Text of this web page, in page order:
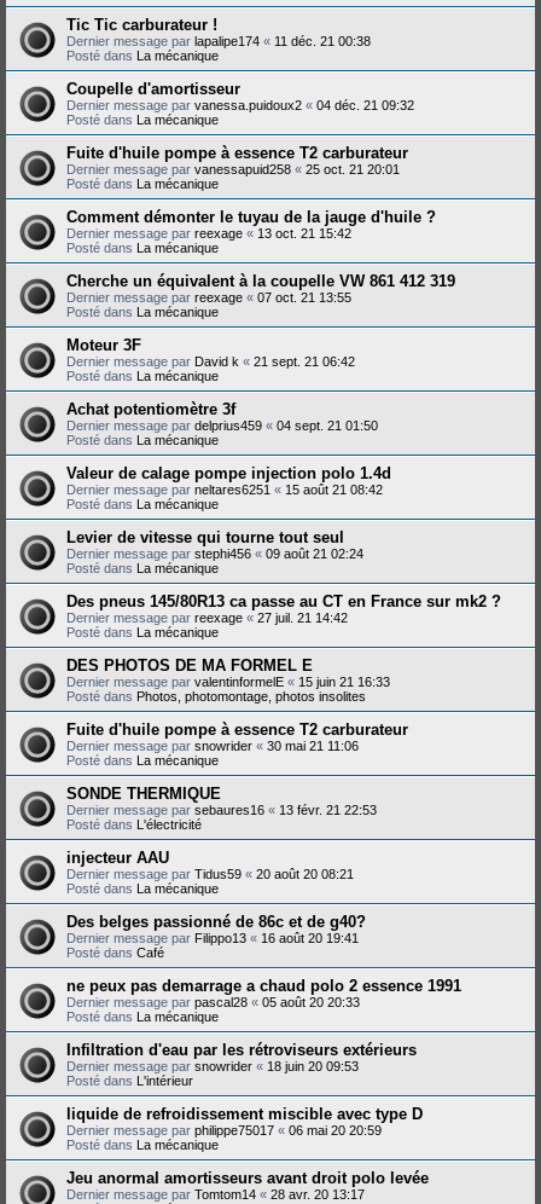
Tic Tic carburateur !
Dernier message par lapalipe174 « 11 déc. 21 00:38
Posté dans La mécanique
Coupelle d'amortisseur
Dernier message par vanessa.puidoux2 « 04 déc. 21 09:32
Posté dans La mécanique
Fuite d'huile pompe à essence T2 carburateur
Dernier message par vanessapuid258 « 25 oct. 21 20:01
Posté dans La mécanique
Comment démonter le tuyau de la jauge d'huile ?
Dernier message par reexage « 13 oct. 21 15:42
Posté dans La mécanique
Cherche un équivalent à la coupelle VW 861 412 319
Dernier message par reexage « 07 oct. 21 13:55
Posté dans La mécanique
Moteur 3F
Dernier message par David k « 21 sept. 21 06:42
Posté dans La mécanique
Achat potentiomètre 3f
Dernier message par delprius459 « 04 sept. 21 01:50
Posté dans La mécanique
Valeur de calage pompe injection polo 1.4d
Dernier message par neltares6251 « 15 août 21 08:42
Posté dans La mécanique
Levier de vitesse qui tourne tout seul
Dernier message par stephi456 « 09 août 21 02:24
Posté dans La mécanique
Des pneus 145/80R13 ca passe au CT en France sur mk2 ?
Dernier message par reexage « 27 juil. 21 14:42
Posté dans La mécanique
DES PHOTOS DE MA FORMEL E
Dernier message par valentinformelE « 15 juin 21 16:33
Posté dans Photos, photomontage, photos insolites
Fuite d'huile pompe à essence T2 carburateur
Dernier message par snowrider « 30 mai 21 11:06
Posté dans La mécanique
SONDE THERMIQUE
Dernier message par sebaures16 « 13 févr. 21 22:53
Posté dans L'électricité
injecteur AAU
Dernier message par Tidus59 « 20 août 20 08:21
Posté dans La mécanique
Des belges passionné de 86c et de g40?
Dernier message par Filippo13 « 16 août 20 19:41
Posté dans Café
ne peux pas demarrage a chaud polo 2 essence 1991
Dernier message par pascal28 « 05 août 20 20:33
Posté dans La mécanique
Infiltration d'eau par les rétroviseurs extérieurs
Dernier message par snowrider « 18 juin 20 09:53
Posté dans L'intérieur
liquide de refroidissement miscible avec type D
Dernier message par philippe75017 « 06 mai 20 20:59
Posté dans La mécanique
Jeu anormal amortisseurs avant droit polo levée
Dernier message par Tomtom14 « 28 avr. 20 13:17